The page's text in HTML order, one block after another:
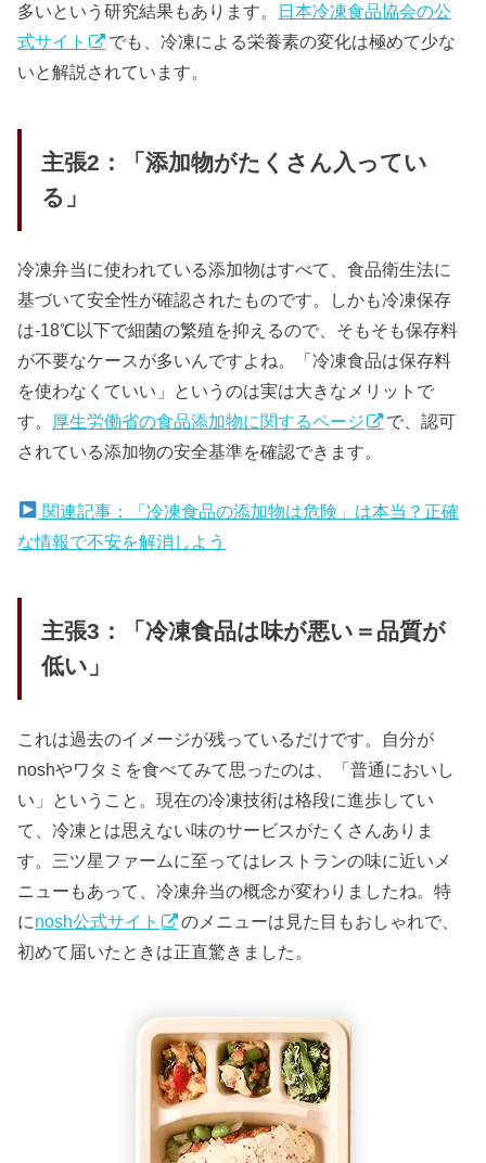
多いという研究結果もあります。 日本冷凍食品協会の公
式サイト
でも、冷凍による栄養素の変化は極めて少な
いと解説されています。
主張2：「添加物がたくさん入ってい
る」
冷凍弁当に使われている添加物はすべて、食品衛生法に
基づいて安全性が確認されたものです。しかも冷凍保存
は-18℃以下で細菌の繁殖を抑えるので、そもそも保存料
が不要なケースが多いんですよね。「冷凍食品は保存料
を使わなくていい」というのは実は大きなメリットで
す。 厚生労働省の食品添加物に関するページ
で、認可
されている添加物の安全基準を確認できます。
関連記事：「冷凍食品の添加物は危険」は本当？正確
な情報で不安を解消しよう
主張3：「冷凍食品は味が悪い＝品質が
低い」
これは過去のイメージが残っているだけです。自分が
noshやワタミを食べてみて思ったのは、「普通においし
い」ということ。現在の冷凍技術は格段に進歩してい
て、冷凍とは思えない味のサービスがたくさんありま
す。三ツ星ファームに至ってはレストランの味に近いメ
ニューもあって、冷凍弁当の概念が変わりましたね。特
にnosh公式サイト
のメニューは見た目もおしゃれで、
初めて届いたときは正直驚きました。